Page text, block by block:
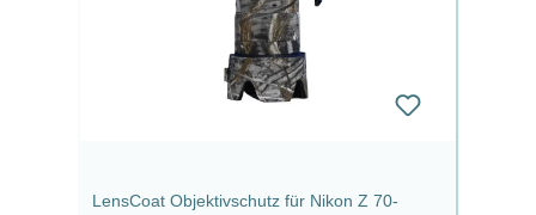
LensCoat Objektivschutz für Nikon Z 70-